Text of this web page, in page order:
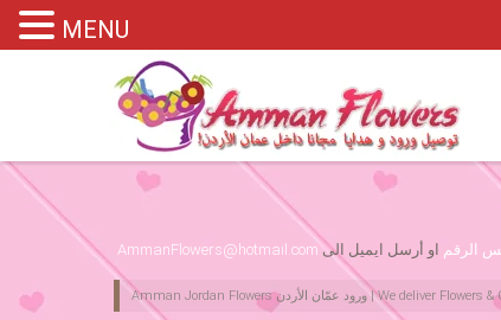
Please assign primary menu in wp-admin->Appearance->Menus
الرقم او أرسل ايميل الى AmmanFlowers@hotmail.com
MENU